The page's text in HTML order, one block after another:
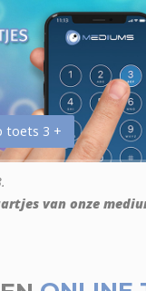
toets 3 +
van onze